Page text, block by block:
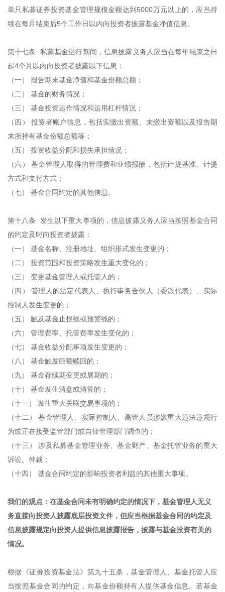
单只私募证券投资基金管理规模金额达到5000万元以上的，应当持
续在每月结束后5个工作日以内向投资者披露基金净值信息。
第十七条 私募基金运行期间，信息披露义务人应当在每年结束之日
起4个月以内向投资者披露以下信息：
（一） 报告期末基金净值和基金份额总额；
（二） 基金的财务情况；
（三） 基金投资运作情况和运用杠杆情况；
（四） 投资者账户信息，包括实缴出资额、未缴出资额以及报告期
末所持有基金份额总额等；
（五） 投资收益分配和损失承担情况；
（六） 基金管理人取得的管理费和业绩报酬，包括计提基准、计提
方式和支付方式；
（七） 基金合同约定的其他信息。
第十八条 发生以下重大事项的，信息披露义务人应当按照基金合同
的约定及时向投资者披露：
（一） 基金名称、注册地址、组织形式发生变更的；
（二） 投资范围和投资策略发生重大变化的；
（三） 变更基金管理人或托管人的；
（四） 管理人的法定代表人、执行事务合伙人（委派代表）、实际
控制人发生变更的；
（五） 触及基金止损线或预警线的；
（六） 管理费率、托管费率发生变化的；
（七） 基金收益分配事项发生变更的；
（八） 基金触发巨额赎回的；
（九） 基金存续期变更或展期的；
（十） 基金发生清盘或清算的；
（十一） 发生重大关联交易事项的；
（十二） 基金管理人、实际控制人、高管人员涉嫌重大违法违规行
为或正在接受监管部门或自律管理部门调查的；
（十三） 涉及私募基金管理业务、基金财产、基金托管业务的重大
诉讼、仲裁；
（十四） 基金合同约定的影响投资者利益的其他重大事项。
我们的观点：在基金合同未有明确约定的情况下，基金管理人无义
务直接向投资人披露底层投资文件，但应当根据基金合同的约定及
信息披露规定向投资人提供信息披露报告，披露与基金投资有关的
情况。
根据《证券投资基金法》第九十五条，基金管理人、基金托管人应
当按照基金合同的约定，向基金份额持有人提供基金信息。若基金